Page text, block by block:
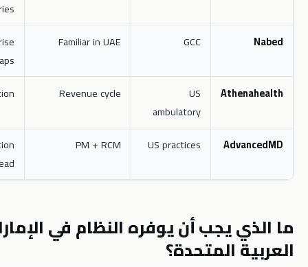
GCC
Familiar in UAE
Enterprise
US
UAE localization
US practices
PM + RCM
Implementation
يجب أن يوفره النظام في الإمارات
المتحدة؟